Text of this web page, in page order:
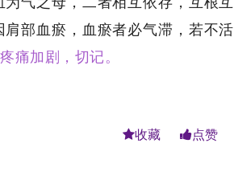
部血瘀，血瘀者必气滞，若不活
痛加剧，切记。
收藏 点赞